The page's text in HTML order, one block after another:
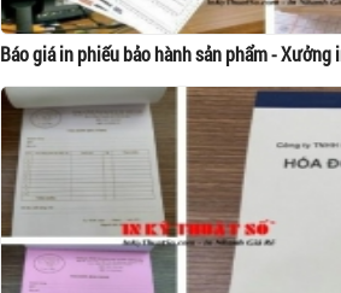
Báo giá in phiếu bảo hành sản phẩm - Xưởng